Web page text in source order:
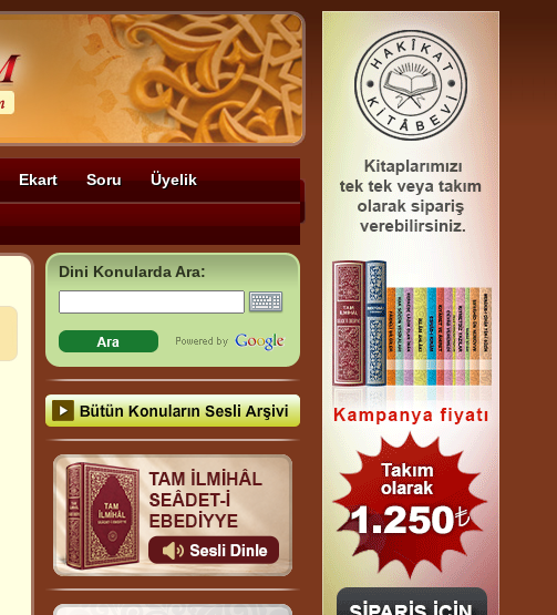
Ekart Soru Üyelik
Dini Konularda Ara: